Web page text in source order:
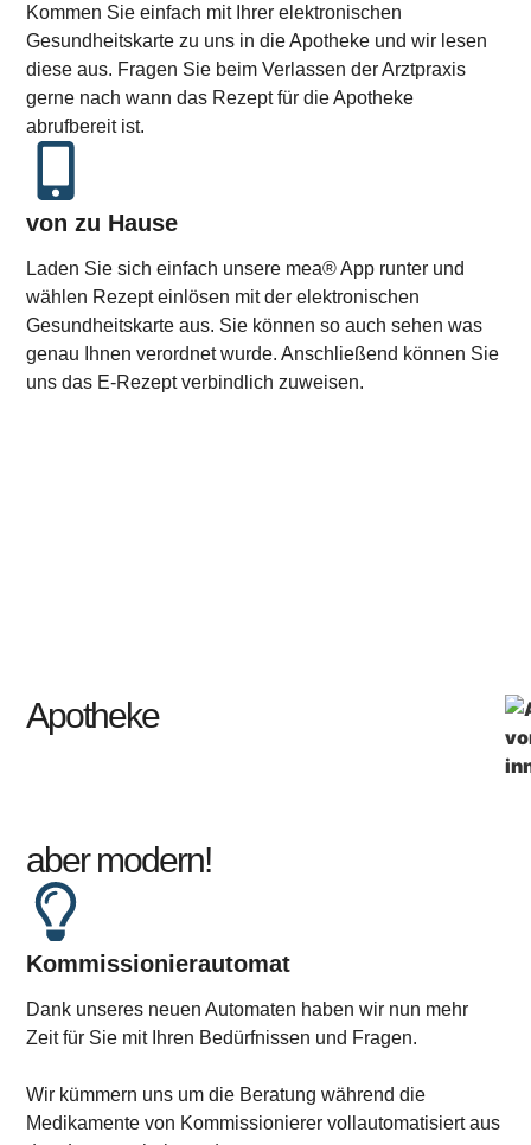
Kommen Sie einfach mit Ihrer elektronischen
Gesundheitskarte zu uns in die Apotheke und wir lesen
diese aus. Fragen Sie beim Verlassen der Arztpraxis
gerne nach wann das Rezept für die Apotheke
abrufbereit ist.
von zu Hause
Laden Sie sich einfach unsere mea® App runter und
wählen Rezept einlösen mit der elektronischen
Gesundheitskarte aus. Sie können so auch sehen was
genau Ihnen verordnet wurde. Anschließend können Sie
uns das E-Rezept verbindlich zuweisen.
Apotheke
aber modern!
Kommissionierautomat
Dank unseres neuen Automaten haben wir nun mehr
Zeit für Sie mit Ihren Bedürfnissen und Fragen.
Wir kümmern uns um die Beratung während die
Medikamente von Kommissionierer vollautomatisiert aus